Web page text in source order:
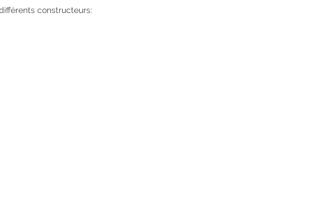
constructeurs: